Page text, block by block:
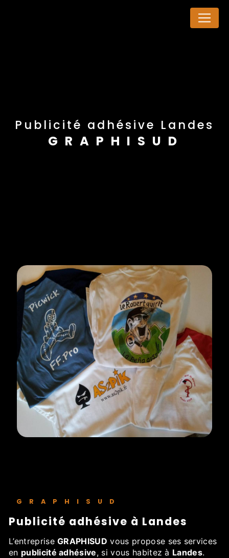
publicité adhésive Landes
GRAPHISUD
GRAPHISUD
publicité adhésive à Landes
L’entrepriseGRAPHISUD vous propose ses services
en publicité adhésive, si vous habitez à Landes.